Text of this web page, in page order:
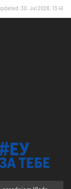
30. Jul 2026. 13:41